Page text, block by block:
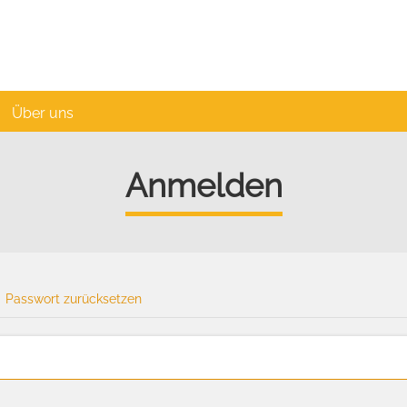
Über uns
Anmelden
Passwort zurücksetzen